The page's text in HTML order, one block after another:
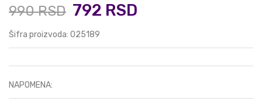
990 RSD 792 RSD
Šifra proizvoda: 025189
NAPOMENA: